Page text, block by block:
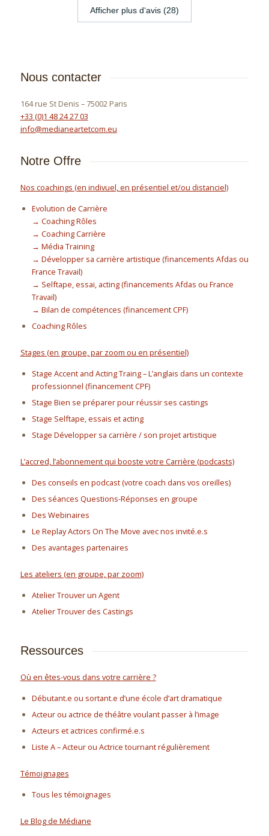
Afficher plus d‘avis (28)
Nous contacter
164 rue St Denis – 75002 Paris
+33 (0)1 48 24 27 03
info@medianeartetcom.eu
Notre Offre
Nos coachings (en indivuel, en présentiel et/ou distanciel)
Evolution de Carrière
→ Coaching Rôles
→ Coaching Carrière
→ Média Training
→ Développer sa carrière artistique (financements Afdas ou
France Travail)
→ Selftape, essai, acting (financements Afdas ou France
Travail)
→ Bilan de compétences (financement CPF)
Coaching Rôles
Stages (en groupe, par zoom ou en présentiel)
Stage Accent and Acting Traing – L’anglais dans un contexte
professionnel (financement CPF)
Stage Bien se préparer pour réussir ses castings
Stage Selftape, essais et acting
Stage Développer sa carrière / son projet artistique
L’accred, l’abonnement qui booste votre Carrière (podcasts)
Des conseils en podcast (votre coach dans vos oreilles)
Des séances Questions-Réponses en groupe
Des Webinaires
Le Replay Actors On The Move avec nos invité.e.s
Des avantages partenaires
Les ateliers (en groupe, par zoom)
Atelier Trouver un Agent
Atelier Trouver des Castings
Ressources
Où en êtes-vous dans votre carrière ?
Débutant.e ou sortant.e d’une école d’art dramatique
Acteur ou actrice de théâtre voulant passer à l’image
Acteurs et actrices confirmé.e.s
Liste A – Acteur ou Actrice tournant régulièrement
Témoignages
Tous les témoignages
Le Blog de Médiane